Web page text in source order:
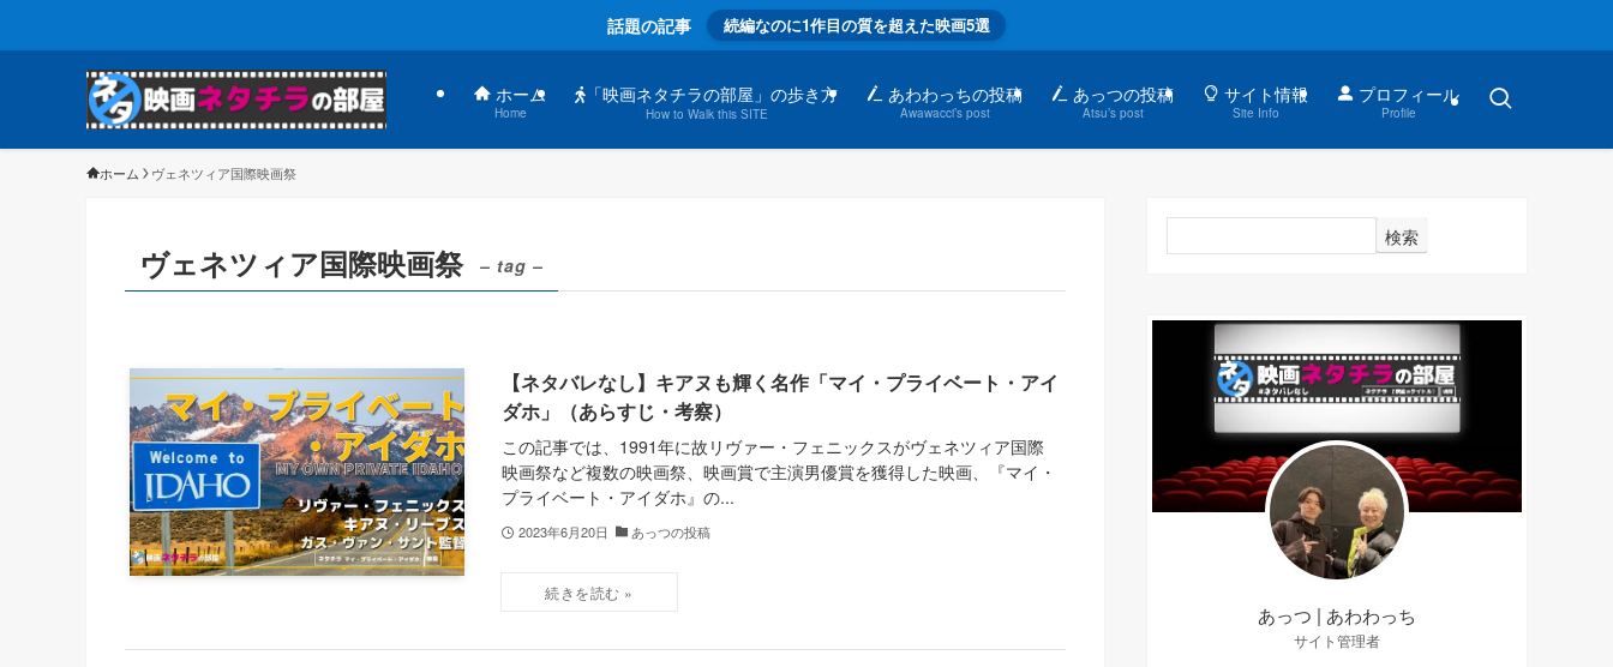
話題の記事 続編なのに1作目の質を超えた映画5選
ホーム
Home
「映画ネタチラの部屋」の歩き方
How to Walk this SITE
あわわっちの投稿
Awawacci’s post
あっつの投稿
Atsu’s post
サイト情報
Site Info
プロフィール
Profile
ホーム ヴェネツィア国際映画祭
ヴェネツィア国際映画祭 – tag –
【ネタバレなし】キアヌも輝く名作「マイ・プライベート・アイ
ダホ」（あらすじ・考察）
この記事では、1991年に故リヴァー・フェニックスがヴェネツィア国際
映画祭など複数の映画祭、映画賞で主演男優賞を獲得した映画、『マイ・
プライベート・アイダホ』の...
2023年6月20日 あっつの投稿
検索
あっつ | あわわっち
サイト管理者